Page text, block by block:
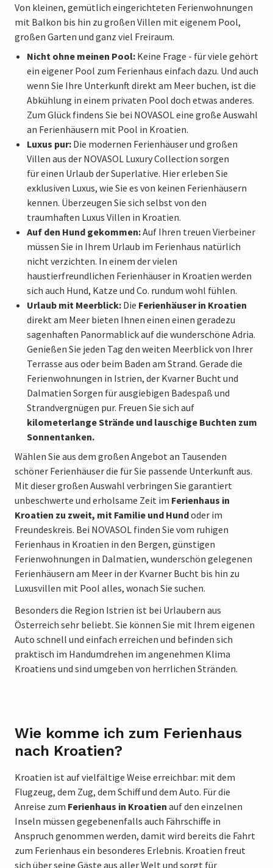
Von kleinen, gemütlich eingerichteten Ferienwohnungen
mit Balkon bis hin zu großen Villen mit eigenem Pool,
großen Garten und ganz viel Freiraum.
Nicht ohne meinen Pool: Keine Frage - für viele gehört
ein eigener Pool zum Ferienhaus einfach dazu. Und auch
wenn Sie Ihre Unterkunft direkt am Meer buchen, ist die
Abkühlung in einem privaten Pool doch etwas anderes.
Zum Glück findens Sie bei NOVASOL eine große Auswahl
an Ferienhäusern mit Pool in Kroatien.
Luxus pur: Die modernen Ferienhäuser und großen
Villen aus der NOVASOL Luxury Collection sorgen
für einen Urlaub der Superlative. Hier erleben Sie
exklusiven Luxus, wie Sie es von keinen Ferienhäusern
kennen. Überzeugen Sie sich selbst von den
traumhaften Luxus Villen in Kroatien.
Auf den Hund gekommen:Auf Ihren treuen Vierbeiner
müssen Sie in Ihrem Urlaub im Ferienhaus natürlich
nicht verzichten. In einem der vielen
haustierfreundlichen Ferienhäuser in Kroatien werden
sich auch Hund, Katze und Co. rundum wohl fühlen.
Urlaub mit Meerblick: Die Ferienhäuser in Kroatien
direkt am Meer bieten Ihnen einen einen geradezu
sagenhaften Panormablick auf die wunderschöne Adria.
Genießen Sie jeden Tag den weiten Meerblick von Ihrer
Terrasse aus oder beim Baden am Strand. Gerade die
Ferienwohnungen in Istrien, der Kvarner Bucht und
Dalmatien Sorgen für ausgiebigen Badespaß und
Strandvergnügen pur. Freuen Sie sich auf
kilometerlange Strände und lauschige Buchten zum
Sonnentanken.
Wählen Sie aus dem großen Angebot an Tausenden
schöner Ferienhäuser die für Sie passende Unterkunft aus.
Mit dieser großen Auswahl verbringen Sie garantiert
unbeschwerte und erholsame Zeit im Ferienhaus in
Kroatien zu zweit, mit Familie und Hundoder im
Freundeskreis. Bei NOVASOL finden Sie vom ruhigen
Ferienhaus in Kroatien in den Bergen, günstigen
Ferienwohnungen in Dalmatien, wunderschön gelegenen
Ferienhäusern am Meer in der Kvarner Bucht bis hin zu
Luxusvillen mit Pool alles, wonach Sie suchen.
Besonders die Region Istrien ist bei Urlaubern aus
Österreich sehr beliebt. Sie können Sie mit Ihrem eigenen
Auto schnell und einfach erreichen und befinden sich
praktisch im Handumdrehen im angenehmen Klima
Kroatiens und sind umgeben von herrlichen Stränden.
Wie komme ich zum Ferienhaus
nach Kroatien?
Kroatien ist auf vielfältige Weise erreichbar: mit dem
Flugzeug, dem Zug, dem Schiff und dem Auto. Für die
Anreise zum Ferienhaus in Kroatien auf den einzelnen
Inseln müssen gegebenenfalls auch Fährschiffe in
Anspruch genommen werden, damit wird bereits die Fahrt
zum Ferienhaus ein besonderes Erlebnis. Kroatien freut
sich über seine Gäste aus aller Welt und sorgt für